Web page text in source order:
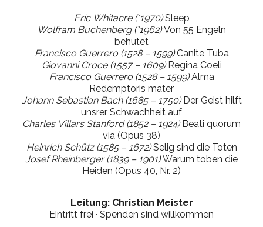
Eric Whitacre (*1970)Sleep
Wolfram Buchenberg (*1962)Von 55 Engeln
behütet
Francisco Guerrero (1528 – 1599)Canite Tuba
Giovanni Croce (1557 – 1609)Regina Coeli
Francisco Guerrero (1528 – 1599)Alma
Redemptoris mater
Johann Sebastian Bach (1685 – 1750)Der Geist hilft
unsrer Schwachheit auf
Charles Villars Stanford (1852 – 1924)Beati quorum
via (Opus 38)
Heinrich Schütz (1585 – 1672)Selig sind die Toten
Josef Rheinberger (1839 – 1901)Warum toben die
Heiden (Opus 40, Nr. 2)
Leitung: Christian Meister
Eintritt frei · Spenden sind willkommen